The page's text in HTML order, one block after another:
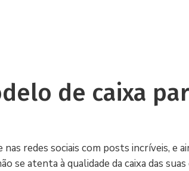
de caixa
redes sociais com posts incríveis, e
se atenta à qualidade da caixa das